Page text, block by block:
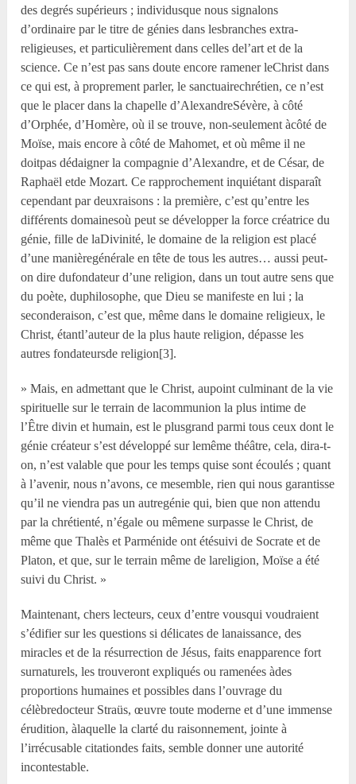
des degrés supérieurs ; individusque nous signalons
d’ordinaire par le titre de génies dans lesbranches extra-
religieuses, et particulièrement dans celles del’art et de la
science. Ce n’est pas sans doute encore ramener leChrist dans
ce qui est, à proprement parler, le sanctuairechrétien, ce n’est
que le placer dans la chapelle d’AlexandreSévère, à côté
d’Orphée, d’Homère, où il se trouve, non-seulement àcôté de
Moïse, mais encore à côté de Mahomet, et où même il ne
doitpas dédaigner la compagnie d’Alexandre, et de César, de
Raphaël etde Mozart. Ce rapprochement inquiétant disparaît
cependant par deuxraisons : la première, c’est qu’entre les
différents domainesoù peut se développer la force créatrice du
génie, fille de laDivinité, le domaine de la religion est placé
d’une manièregénérale en tête de tous les autres… aussi peut-
on dire dufondateur d’une religion, dans un tout autre sens que
du poète, duphilosophe, que Dieu se manifeste en lui ; la
seconderaison, c’est que, même dans le domaine religieux, le
Christ, étantl’auteur de la plus haute religion, dépasse les
autres fondateursde religion[3].
» Mais, en admettant que le Christ, aupoint culminant de la vie
spirituelle sur le terrain de lacommunion la plus intime de
l’Être divin et humain, est le plusgrand parmi tous ceux dont le
génie créateur s’est développé sur lemême théâtre, cela, dira-t-
on, n’est valable que pour les temps quise sont écoulés ; quant
à l’avenir, nous n’avons, ce mesemble, rien qui nous garantisse
qu’il ne viendra pas un autregénie qui, bien que non attendu
par la chrétienté, n’égale ou mêmene surpasse le Christ, de
même que Thalès et Parménide ont étésuivi de Socrate et de
Platon, et que, sur le terrain même de lareligion, Moïse a été
suivi du Christ. »
Maintenant, chers lecteurs, ceux d’entre vousqui voudraient
s’édifier sur les questions si délicates de lanaissance, des
miracles et de la résurrection de Jésus, faits enapparence fort
surnaturels, les trouveront expliqués ou ramenées àdes
proportions humaines et possibles dans l’ouvrage du
célèbredocteur Straüs, œuvre toute moderne et d’une immense
érudition, àlaquelle la clarté du raisonnement, jointe à
l’irrécusable citationdes faits, semble donner une autorité
incontestable.